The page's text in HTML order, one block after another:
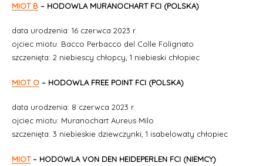
MIOT B – HODOWLA MURANOCHART FCI (POLSKA)
data urodzenia: 16 czerwca 2023 r.
ojciec miotu: Bacco Perbacco del Colle Folignato
szczenięta: 2 niebiescy chłopcy, 1 niebieski chłopiec
MIOT O – HODOWLA FREE POINT FCI (POLSKA)
data urodzenia: 8 czerwca 2023 r.
ojciec miotu: Muranochart Aureus Milo
szczenięta: 3 niebieskie dziewczynki, 1 isabelowaty chłopiec
MIOT– HODOWLA VON DEN HEIDEPERLEN FCI (NIEMCY)